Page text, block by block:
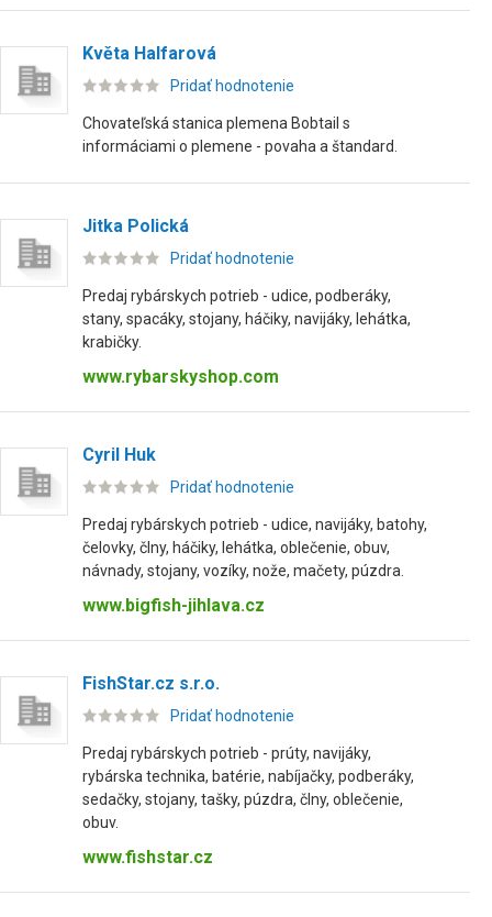
Květa Halfarová
Pridať hodnotenie
Chovateľská stanica plemena Bobtail s
informáciami o plemene - povaha a štandard.
Jitka Polická
Pridať hodnotenie
Predaj rybárskych potrieb - udice, podberáky,
stany, spacáky, stojany, háčiky, navijáky, lehátka,
krabičky.
www.rybarskyshop.com
Cyril Huk
Pridať hodnotenie
Predaj rybárskych potrieb - udice, navijáky, batohy,
čelovky, člny, háčiky, lehátka, oblečenie, obuv,
návnady, stojany, vozíky, nože, mačety, púzdra.
www.bigfish-jihlava.cz
FishStar.cz s.r.o.
Pridať hodnotenie
Predaj rybárskych potrieb - prúty, navijáky,
rybárska technika, batérie, nabíjačky, podberáky,
sedačky, stojany, tašky, púzdra, člny, oblečenie,
obuv.
www.fishstar.cz